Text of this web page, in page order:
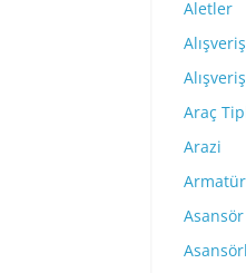
Aletler
Alışveriş
Araç
Arazi
Armatür
Asansör